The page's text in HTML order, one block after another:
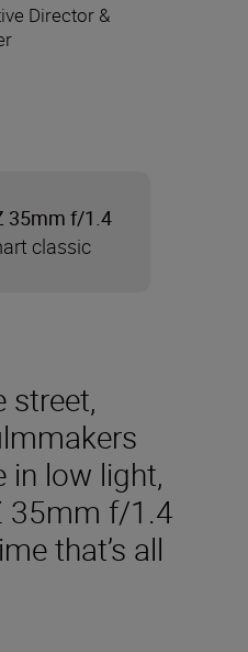
street,
in low light,
35mm f/1.4
that’s all
Director &
35mm f/1.4
classic